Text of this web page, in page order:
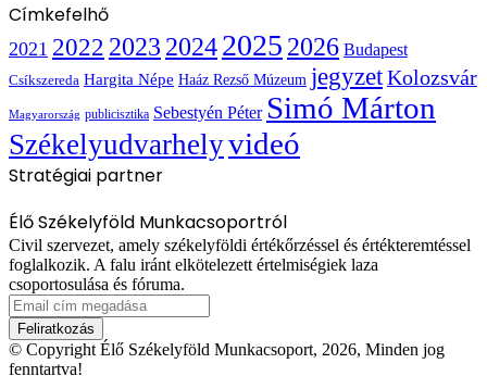
Címkefelhő
2021 2022 2023 20242025 2026 Budapest
Csíkszereda Hargita Népe Haáz Rezső Múzeum jegyzetKolozsvár
Magyarország publicisztika Sebestyén Péter Simó Márton
Székelyudvarhelyvideó
Stratégiai partner
Élő Székelyföld Munkacsoportról
Civil szervezet, amely székelyföldi értékőrzéssel és értékteremtéssel
foglalkozik. A falu iránt elkötelezett értelmiségiek laza
csoportosulása és fóruma.
Email
cím
megadása
© Copyright Élő Székelyföld Munkacsoport, 2026, Minden jog
fenntartva!